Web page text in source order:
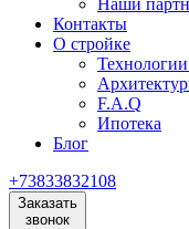
Наши
Контакты
О стройке
Технологии
F.A.Q
Ипотека
Блог
+73833832108
Заказать
звонок